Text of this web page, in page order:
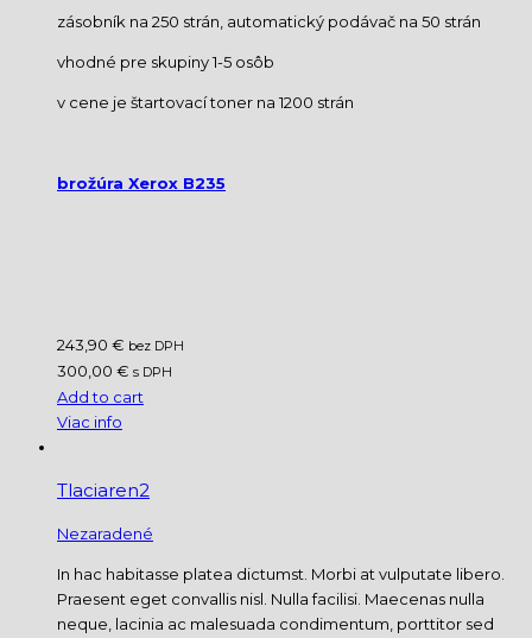
zásobník na 250 strán, automatický podávač na 50 strán
vhodné pre skupiny 1-5 osôb
v cene je štartovací toner na 1200 strán
brožúra Xerox B235
243,90 € bez DPH
300,00 € s DPH
Add to cart
Viac info
Tlaciaren2
Nezaradené
In hac habitasse platea dictumst. Morbi at vulputate libero.
Praesent eget convallis nisl. Nulla facilisi. Maecenas nulla
neque, lacinia ac malesuada condimentum, porttitor sed